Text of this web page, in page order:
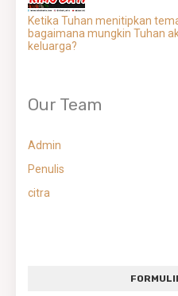
Ketika Tuhan menitipkan
bagaimana mungkin Tuhan
keluarga?
Our Team
Admin
Penulis
citra